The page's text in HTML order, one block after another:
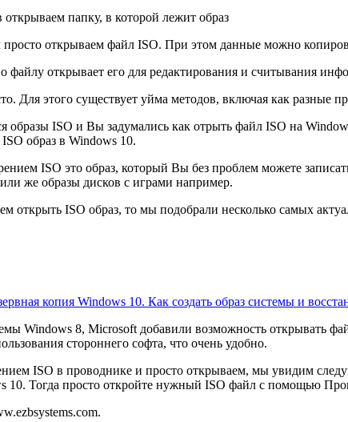
открываем папку, в которой лежит образ
открываем файл ISO. При этом данные можно
файлу открывает его для редактирования и считывания
Для этого существует уйма методов, включая как разные
образы ISO и Вы задумались как отрыть файл ISO на
образ в Windows 10.
ISO это образ, который Вы без проблем можете
же образы дисков с играми например.
открыть ISO образ, то мы подобрали несколько самых
копия Windows 10. Как создать образ системы и
Windows 8, Microsoft добавили возможность открывать
стороннего софта, что очень удобно.
ISO в проводнике и просто открываем, мы увидим
10. Тогда просто откройте нужный ISO файл с помощью